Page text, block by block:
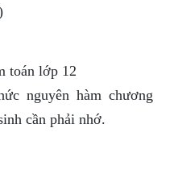
toán lớp 12
nguyên hàm chương
cần phải nhớ.